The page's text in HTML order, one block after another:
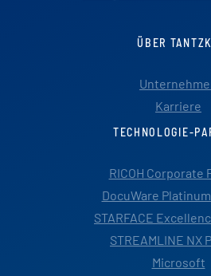
ÜBER
Karriere
TECHNOLOGIE-
RICOH Corporate
DocuWare
STARFACE
STREAMLINE NX
Microsoft